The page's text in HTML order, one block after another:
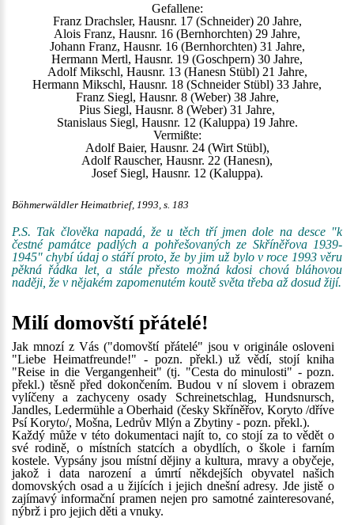
Gefallene:
Franz Drachsler, Hausnr. 17 (Schneider) 20 Jahre,
Alois Franz, Hausnr. 16 (Bernhorchten) 29 Jahre,
Johann Franz, Hausnr. 16 (Bernhorchten) 31 Jahre,
Hermann Mertl, Hausnr. 19 (Goschpern) 30 Jahre,
Adolf Mikschl, Hausnr. 13 (Hanesn Stübl) 21 Jahre,
Hermann Mikschl, Hausnr. 18 (Schneider Stübl) 33 Jahre,
Franz Siegl, Hausnr. 8 (Weber) 38 Jahre,
Pius Siegl, Hausnr. 8 (Weber) 31 Jahre,
Stanislaus Siegl, Hausnr. 12 (Kaluppa) 19 Jahre.
Vermißte:
Adolf Baier, Hausnr. 24 (Wirt Stübl),
Adolf Rauscher, Hausnr. 22 (Hanesn),
Josef Siegl, Hausnr. 12 (Kaluppa).
Böhmerwäldler Heimatbrief, 1993, s. 183
P.S. Tak člověka napadá, že u těch tří jmen dole na desce "k
čestné památce padlých a pohřešovaných ze Skříněřova 1939-
1945" chybí údaj o stáří proto, že by jim už bylo v roce 1993 věru
pěkná řádka let, a stále přesto možná kdosi chová bláhovou
naději, že v nějakém zapomenutém koutě světa třeba až dosud žijí.
Milí domovští přátelé!
Jak mnozí z Vás ("domovští přátelé" jsou v originále osloveni
"Liebe Heimatfreunde!" - pozn. překl.) už vědí, stojí kniha
"Reise in die Vergangenheit" (tj. "Cesta do minulosti" - pozn.
překl.) těsně před dokončením. Budou v ní slovem i obrazem
vylíčeny a zachyceny osady Schreinetschlag, Hundsnursch,
Jandles, Ledermühle a Oberhaid (česky Skříněřov, Koryto /dříve
Psí Koryto/, Mošna, Ledrův Mlýn a Zbytiny - pozn. překl.).
Každý může v této dokumentaci najít to, co stojí za to vědět o
své rodině, o místních statcích a obydlích, o škole i farním
kostele. Vypsány jsou místní dějiny a kultura, mravy a obyčeje,
jakož i data narození a úmrtí někdejších obyvatel našich
domovských osad a u žijících i jejich dnešní adresy. Jde jistě o
zajímavý informační pramen nejen pro samotné zainteresované,
nýbrž i pro jejich děti a vnuky.